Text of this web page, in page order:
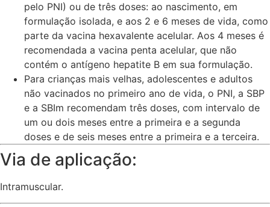
pelo PNI) ou de três doses: ao nascimento, em
formulação isolada, e aos 2 e 6 meses de vida, como
parte da vacina hexavalente acelular. Aos 4 meses é
recomendada a vacina penta acelular, que não
contém o antígeno hepatite B em sua formulação.
Para crianças mais velhas, adolescentes e adultos
não vacinados no primeiro ano de vida, o PNI, a SBP
e a SBIm recomendam três doses, com intervalo de
um ou dois meses entre a primeira e a segunda
doses e de seis meses entre a primeira e a terceira.
Via de aplicação:
Intramuscular.